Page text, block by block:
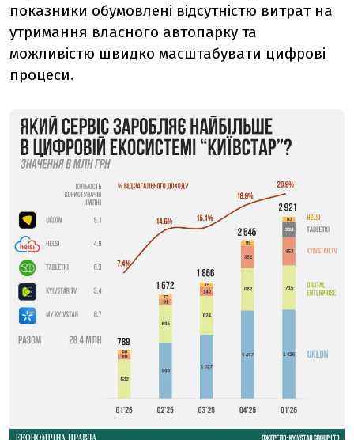
показники обумовлені відсутністю витрат на
утримання власного автопарку та
можливістю швидко масштабувати цифрові
процеси.